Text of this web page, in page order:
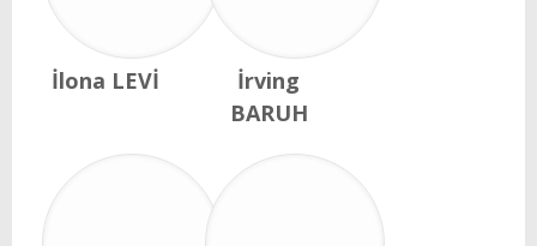
İlona LEVİ
İrving
BARUH